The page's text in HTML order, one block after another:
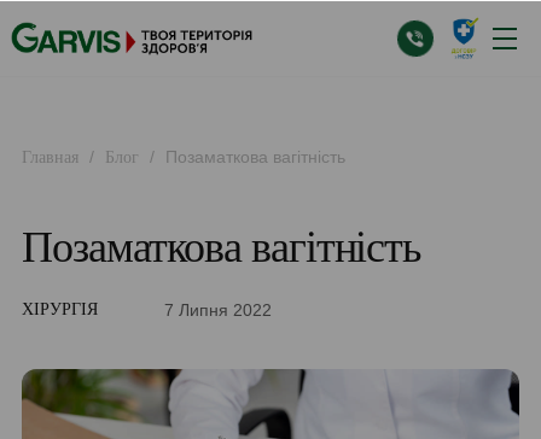
Главная / Блог / Позаматкова вагітність
Позаматкова вагітність
ХІРУРГІЯ 7 Липня 2022